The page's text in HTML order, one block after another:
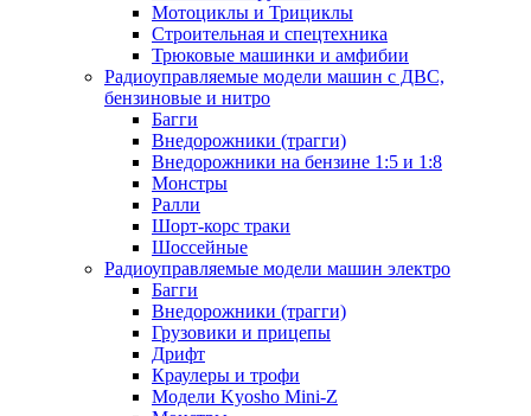
Мотоциклы и Трициклы
Строительная и спецтехника
Трюковые машинки и амфибии
Радиоуправляемые модели машин с ДВС,
бензиновые и нитро
Багги
Внедорожники (трагги)
Внедорожники на бензине 1:5 и 1:8
Монстры
Ралли
Шорт-корс траки
Шоссейные
Радиоуправляемые модели машин электро
Багги
Внедорожники (трагги)
Грузовики и прицепы
Дрифт
Краулеры и трофи
Модели Kyosho Mini-Z